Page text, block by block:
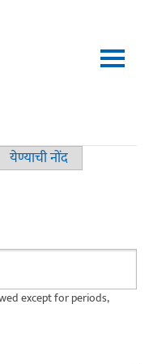
tab)
येण्याची नोंद
except for periods,